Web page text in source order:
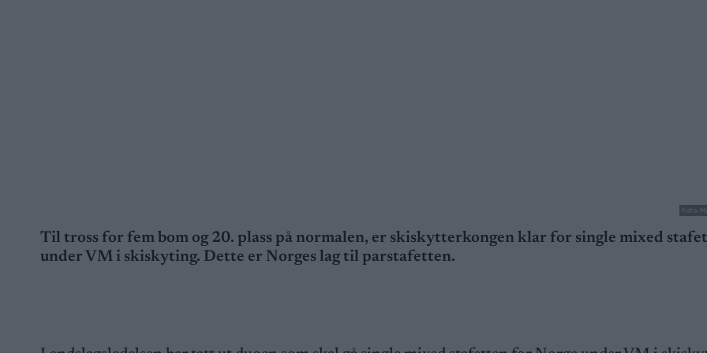
Foto:
Til tross for fem bom og 20. plass på normalen, er skiskytterkongen klar for single mixed
under VM i skiskyting. Dette er Norges lag til parstafetten.